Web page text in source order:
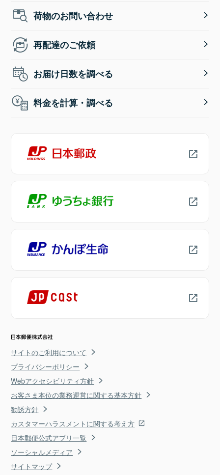
荷物のお問い合わせ
再配達のご依頼
お届け日数を調べる
料金を計算・調べる
サイトのご利用について
プライバシーポリシー
Webアクセシビリティ方針
お客さま本位の業務運営に関する基本方針
勧誘方針
カスタマーハラスメントに関する考え方
日本郵便公式アプリ一覧
ソーシャルメディア
サイトマップ